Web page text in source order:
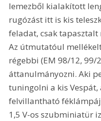
lemezből kialakított
rugózást itt is kis
feladat, csak tapasztalt
Az útmutatóul
régebbi (EM 98/12, 99/
áttanulmányozni. Aki
tuningolni a kis Vespát,
felvillantható
1,5 V-os szubminiatür